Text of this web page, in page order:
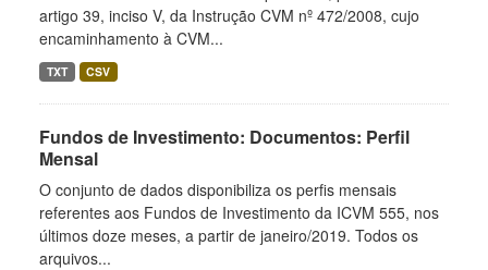
artigo 39, inciso V, da Instrução CVM nº 472/2008, cujo
encaminhamento à CVM...
TXT CSV
Fundos de Investimento: Documentos: Perfil
Mensal
O conjunto de dados disponibiliza os perfis mensais
referentes aos Fundos de Investimento da ICVM 555, nos
últimos doze meses, a partir de janeiro/2019. Todos os
arquivos...